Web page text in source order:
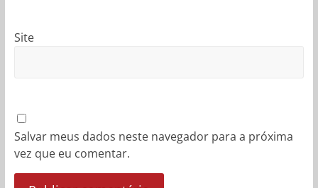
Site
Salvar meus dados neste navegador para a próxima
vez que eu comentar.